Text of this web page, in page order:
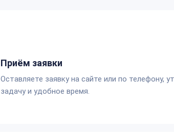
Приём заявки
Оставляете заявку на сайте или по телефону,
задачу и удобное время.